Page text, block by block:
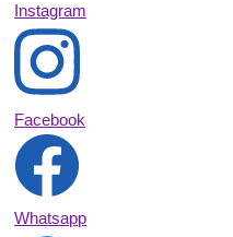
Instagram
Facebook
Whatsapp